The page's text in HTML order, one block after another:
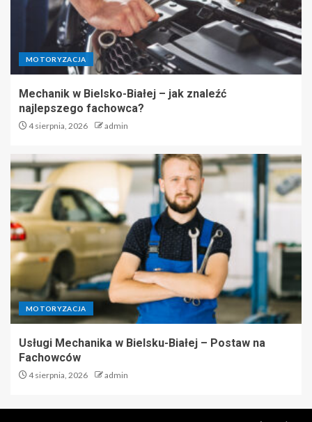
MOTORYZACJA
Mechanik w Bielsko-Białej – jak znaleźć
najlepszego fachowca?
4 sierpnia, 2026 admin
MOTORYZACJA
Usługi Mechanika w Bielsku-Białej – Postaw na
Fachowców
4 sierpnia, 2026 admin